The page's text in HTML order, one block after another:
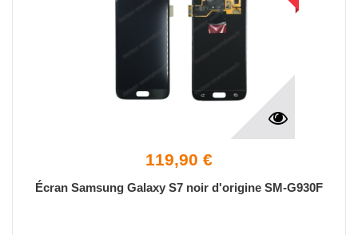
119,90 €
Écran Samsung Galaxy S7 noir d'origine SM-G930F